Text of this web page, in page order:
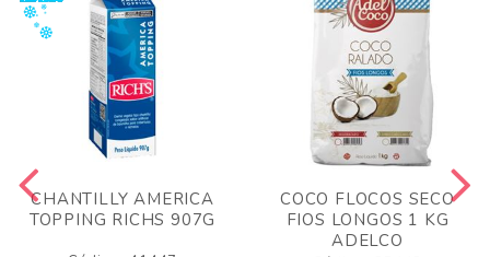
CHANTILLY AMERICA
TOPPING RICHS 907G
COCO FLOCOS SECO
FIOS LONGOS 1 KG
ADELCO